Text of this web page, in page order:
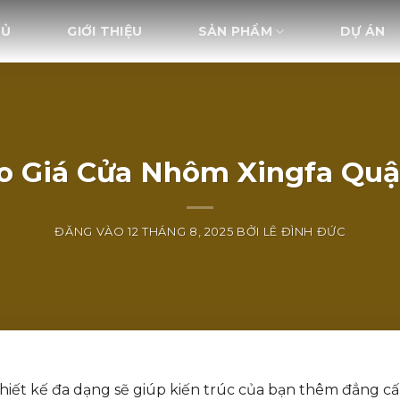
GIỚI THIỆU SẢN PHẨM DỰ ÁN
Giá Cửa Nhôm Xingfa
ĐĂNG VÀO12 THÁNG 8, 2025 BỞI LÊ ĐÌNH ĐỨC
kế đa dạng sẽ giúp kiến trúc của bạn thêm đẳng